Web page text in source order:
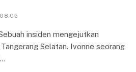
insiden mengejutkan
Selatan. Ivonne seorang